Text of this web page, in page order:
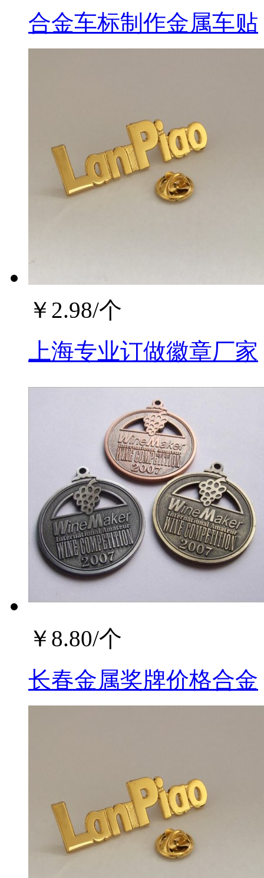
合金车标制作金属车贴
￥ 2.98/个
上海专业订做徽章厂家
￥ 8.80/个
长春金属奖牌价格合金